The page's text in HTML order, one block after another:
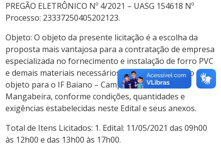
PREGÃO ELETRÔNICO Nº 4/2021 – UASG 154618 Nº
Processo: 23337250405202123.
Objeto: O objeto da presente licitação é a escolha da
proposta mais vantajosa para a contratação de empresa
especializada no fornecimento e instalação de forro PVC
e demais materiais necessários a perfeita execução do
objeto para o IF Baiano – Campus Governador
Mangabeira, conforme condições, quantidades e
exigências estabelecidas neste Edital e seus anexos.
Total de Itens Licitados: 1. Edital: 11/05/2021 das 09h00
às 12h00 e das 13h00 às 17h00.